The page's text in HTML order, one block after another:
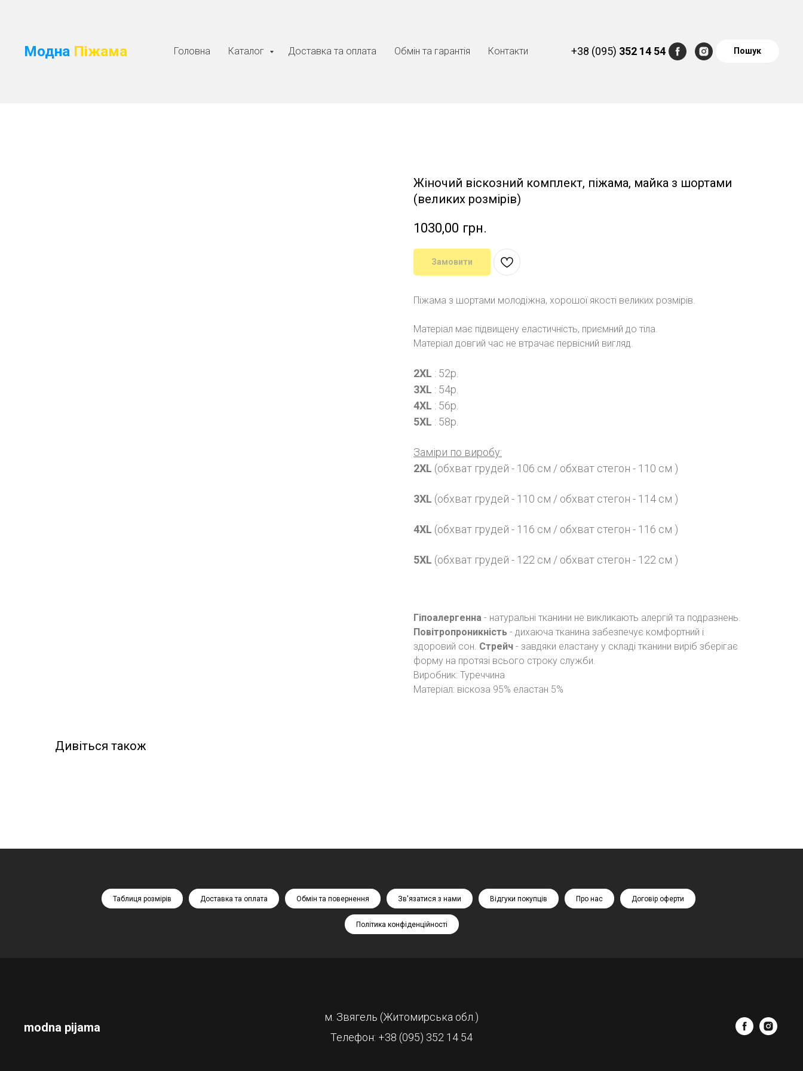
Модна Піжама Головна Каталог Доставка та оплата Обмін та гарантія Контакти +38 (095) 352 14 54 Пошук
Жіночий віскозний комплект, піжама, майка з шортами
(великих розмірів)
1030,00 грн.
Замовити
Піжама з шортами молодіжна, хорошої якості великих розмірів.
Матеріал має підвищену еластичність, приємний до тіла.
Матеріал довгий час не втрачає первісний вигляд.
2XL : 52р.
3XL : 54р.
4XL : 56р.
5XL : 58р.
Заміри по виробу:
2XL (обхват грудей - 106 см / обхват стегон - 110 см )
3XL (обхват грудей - 110 см / обхват стегон - 114 см )
4XL (обхват грудей - 116 см / обхват стегон - 116 см )
5XL (обхват грудей - 122 см / обхват стегон - 122 см )
Гіпоалергенна - натуральні тканини не викликають алергій та подразнень.
Повітропроникність - дихаюча тканина забезпечує комфортний і
здоровий сон. Стрейч - завдяки еластану у складі тканини виріб зберігає
форму на протязі всього строку служби.
Виробник: Туреччина
Матеріал: віскоза 95% еластан 5%
Дивіться також
Таблиця розмірів Доставка та оплата Обмін та повернення Зв'язатися з нами Відгуки покупців Про нас Договір оферти
Політика конфіденційності
modna pijama
м. Звягель (Житомирська обл.)
Телефон: +38 (095) 352 14 54